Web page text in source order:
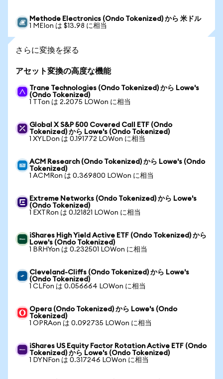
Methode Electronics (Ondo Tokenized) から 米ドル
1 MEIon は $13.98 に相当
さらに変換を探る
アセット変換の高度な機能
Trane Technologies (Ondo Tokenized) から Lowe's
(Ondo Tokenized)
1 TTon は 2.2075 LOWon に相当
Global X S&P 500 Covered Call ETF (Ondo
Tokenized) から Lowe's (Ondo Tokenized)
1 XYLDon は 0.191772 LOWon に相当
ACM Research (Ondo Tokenized) から Lowe's (Ondo
Tokenized)
1 ACMRon は 0.369800 LOWon に相当
Extreme Networks (Ondo Tokenized) から Lowe's
(Ondo Tokenized)
1 EXTRon は 0.121821 LOWon に相当
iShares High Yield Active ETF (Ondo Tokenized) から
Lowe's (Ondo Tokenized)
1 BRHYon は 0.232501 LOWon に相当
Cleveland-Cliffs (Ondo Tokenized) から Lowe's
(Ondo Tokenized)
1 CLFon は 0.056664 LOWon に相当
Opera (Ondo Tokenized) から Lowe's (Ondo
Tokenized)
1 OPRAon は 0.092735 LOWon に相当
iShares US Equity Factor Rotation Active ETF (Ondo
Tokenized) から Lowe's (Ondo Tokenized)
1 DYNFon は 0.317246 LOWon に相当